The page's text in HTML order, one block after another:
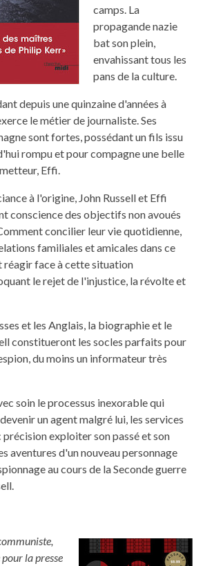
camps. La
propagande nazie
bat son plein,
envahissant tous les
pans de la culture.
depuis une quinzaine d'années à
le métier de journaliste. Ses
sont fortes, possédant un fils issu
rompu et pour compagne une belle
Effi.
à l'origine, John Russell et Effi
conscience des objectifs non avoués
concilier leur vie quotidienne,
familiales et amicales dans ce
réagir face à cette situation
le rejet de l'injustice, la révolte et
et les Anglais, la biographie et le
constitueront les socles parfaits pour
du moins un informateur très
soin le processus inexorable qui
un agent malgré lui, les services
précision exploiter son passé et son
aventures d'un nouveau personnage
au cours de la Seconde guerre
la presse